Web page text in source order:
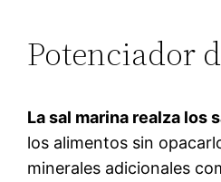
Potenciador
La sal marina realza los
los alimentos sin
minerales adicionales